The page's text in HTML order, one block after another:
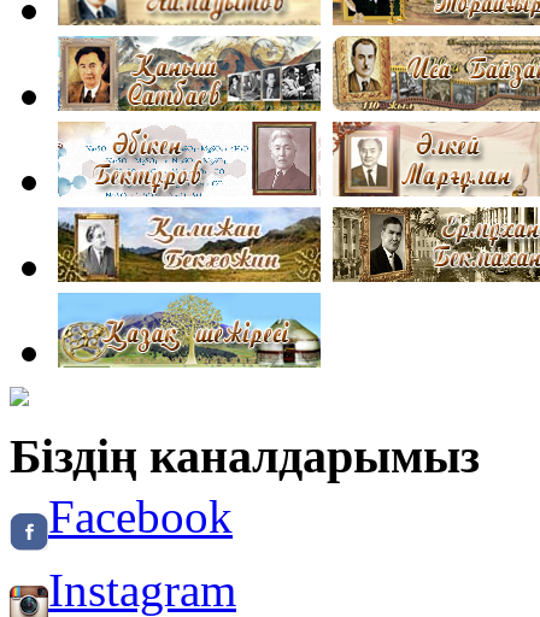
Біздің каналдарымыз
Facebook
Instagram